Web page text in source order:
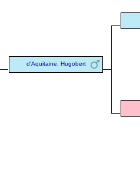
d'Aquitaine, Hugobert